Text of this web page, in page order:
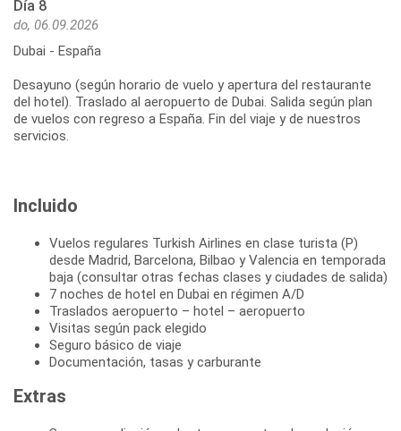
Día 8
do, 06.09.2026
Dubai - España
Desayuno (según horario de vuelo y apertura del restaurante
del hotel). Traslado al aeropuerto de Dubai. Salida según plan
de vuelos con regreso a España. Fin del viaje y de nuestros
servicios.
Incluido
Vuelos regulares Turkish Airlines en clase turista (P)
desde Madrid, Barcelona, Bilbao y Valencia en temporada
baja (consultar otras fechas clases y ciudades de salida)
7 noches de hotel en Dubai en régimen A/D
Traslados aeropuerto – hotel – aeropuerto
Visitas según pack elegido
Seguro básico de viaje
Documentación, tasas y carburante
Extras